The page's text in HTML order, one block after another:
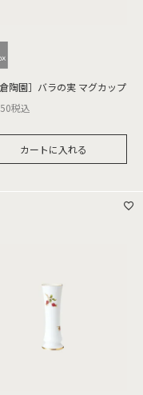
倉陶園］バラの実 マグカップ
税込
カートに入れる